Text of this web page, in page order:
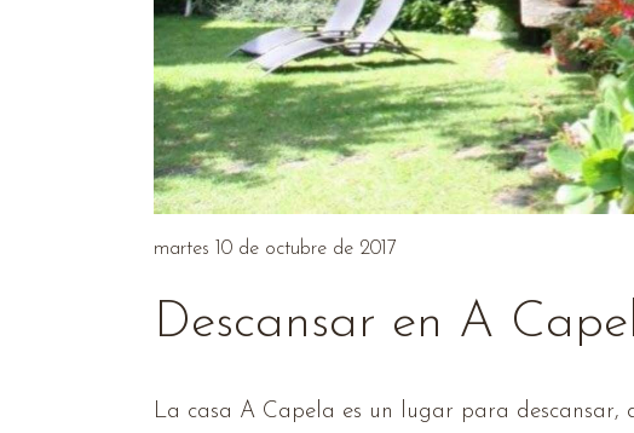
martes 10 de octubre de 2017
Descansar en A
La casa A Capela es un lugar para